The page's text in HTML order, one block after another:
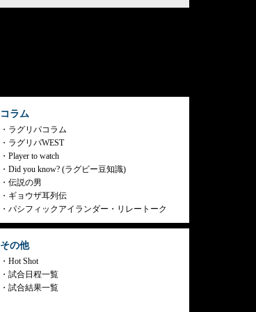
コラム
ラグリパコラム
ラグリパWEST
Player to watch
Did you know? (ラグビー豆知識)
伝説の男
ギョウザ耳列伝
パシフィックアイランダー・リレートーク
その他
Hot Shot
試合日程一覧
試合結果一覧